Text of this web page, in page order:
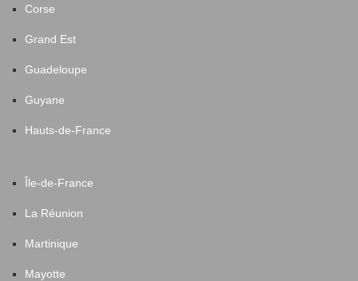
Corse
Grand Est
Guadeloupe
Guyane
Hauts-de-France
Île-de-France
La Réunion
Martinique
Mayotte